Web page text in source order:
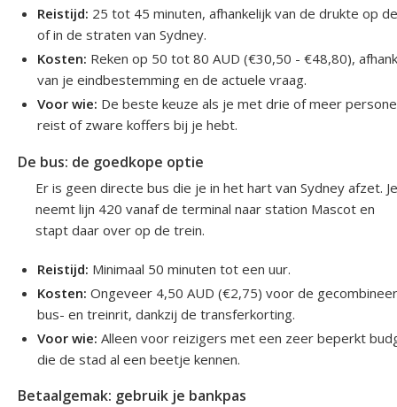
Reistijd: 25 tot 45 minuten, afhankelijk van de drukte op
of in de straten van Sydney.
Kosten: Reken op 50 tot 80 AUD (€30,50 - €48,80),
van je eindbestemming en de actuele vraag.
Voor wie: De beste keuze als je met drie of meer
reist of zware koffers bij je hebt.
De bus: de goedkope optie
Er is geen directe bus die je in het hart van Sydney afzet. Je
neemt lijn 420 vanaf de terminal naar station Mascot en
stapt daar over op de trein.
Reistijd: Minimaal 50 minuten tot een uur.
Kosten: Ongeveer 4,50 AUD (€2,75) voor de
bus- en treinrit, dankzij de transferkorting.
Voor wie: Alleen voor reizigers met een zeer beperkt
die de stad al een beetje kennen.
Betaalgemak: gebruik je bankpas